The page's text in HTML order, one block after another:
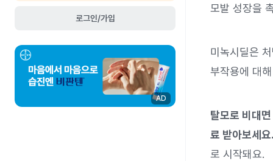
로그인/가입
AD
모발 성장을
미녹시딜은
부작용에 대
탈모로 비대
료 받아보세
로 시작돼요.